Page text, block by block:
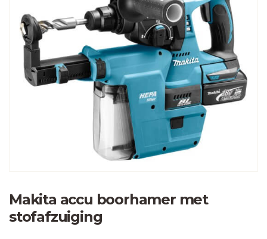
Makita accu boorhamer met
stofafzuiging